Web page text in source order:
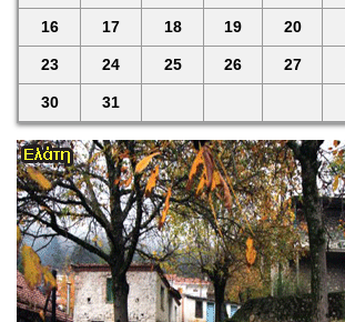
16 17 18 19 20
23 24 25 26 27
30 31